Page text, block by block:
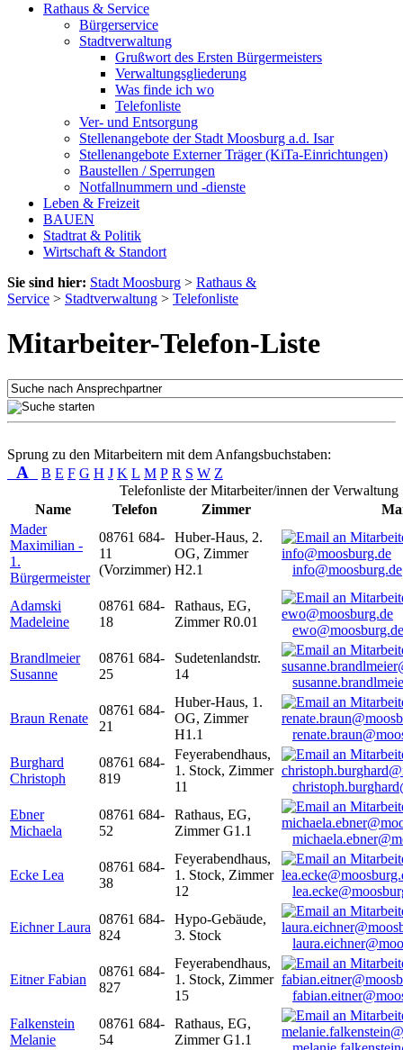
Rathaus & Service
Bürgerservice
Stadtverwaltung
Grußwort des Ersten Bürgermeisters
Verwaltungsgliederung
Was finde ich wo
Telefonliste
Ver- und Entsorgung
Stellenangebote der Stadt Moosburg a.d. Isar
Stellenangebote Externer Träger (KiTa-Einrichtungen)
Baustellen / Sperrungen
Notfallnummern und -dienste
Leben & Freizeit
BAUEN
Stadtrat & Politik
Wirtschaft & Standort
Sie sind hier: Stadt Moosburg > Rathaus &
Service > Stadtverwaltung > Telefonliste
Mitarbeiter-Telefon-Liste
Sprung zu den Mitarbeitern mit dem Anfangsbuchstaben:
A B E F G H J K L M P R S W Z
Telefonliste der Mitarbeiter/innen der Verwaltung
Name
Telefon Zimmer
Mader
Maximilian -
1.
Bürgermeister
08761 684-
11
(Vorzimmer)
Huber-Haus, 2.
OG, Zimmer
H2.1
info@moosburg.de
Adamski
Madeleine
08761 684-
18
Rathaus, EG,
Zimmer R0.01
ewo@moosburg.de
Brandlmeier
Susanne
08761 684-
25
Sudetenlandstr.
14
Braun Renate
08761 684-
21
Huber-Haus, 1.
OG, Zimmer
H1.1
Burghard
Christoph
08761 684-
819
Feyerabendhaus,
1. Stock, Zimmer
11
Ebner
Michaela
08761 684-
52
Rathaus, EG,
Zimmer G1.1
Ecke Lea
08761 684-
38
Feyerabendhaus,
1. Stock, Zimmer
12
Eichner Laura
08761 684-
824
Hypo-Gebäude,
3. Stock
Eitner Fabian
08761 684-
827
Feyerabendhaus,
1. Stock, Zimmer
15
Falkenstein
Melanie
08761 684-
54
Rathaus, EG,
Zimmer G1.1